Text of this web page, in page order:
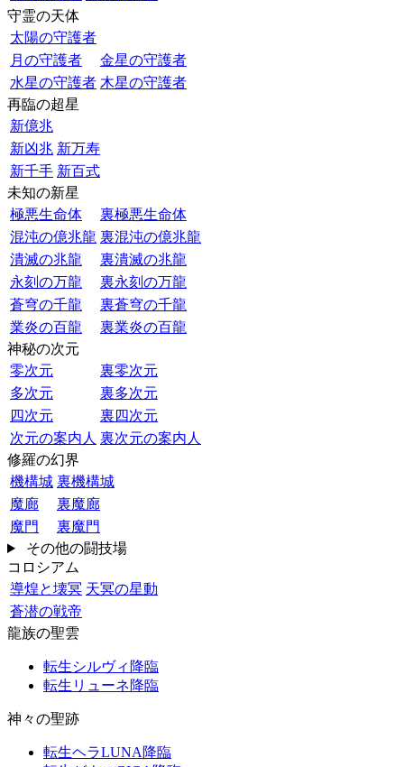
守霊の天体
太陽の守護者
月の守護者
金星の守護者
水星の守護者 木星の守護者
再臨の超星
新億兆
新凶兆 新万寿
新千手 新百式
未知の新星
極悪生命体
裏極悪生命体
混沌の億兆龍 裏混沌の億兆龍
潰滅の兆龍
裏潰滅の兆龍
永刻の万龍
裏永刻の万龍
蒼穹の千龍
裏蒼穹の千龍
業炎の百龍
裏業炎の百龍
神秘の次元
零次元
裏零次元
多次元
裏多次元
四次元
裏四次元
次元の案内人 裏次元の案内人
修羅の幻界
機構城 裏機構城
魔廊
裏魔廊
魔門
裏魔門
その他の闘技場
コロシアム
導煌と壊冥 天冥の星動
蒼潜の戦帝
龍族の聖雲
転生シルヴィ降臨
転生リューネ降臨
神々の聖跡
転生ヘラLUNA降臨